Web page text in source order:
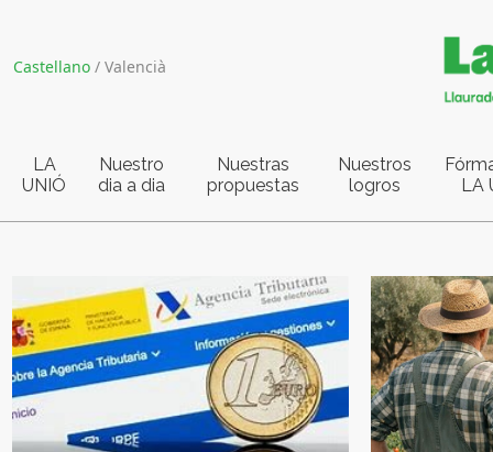
Castellano / Valencià
LA
UNIÓ
Nuestro
dia a dia
Nuestras
propuestas
Nuestros
logros
LA